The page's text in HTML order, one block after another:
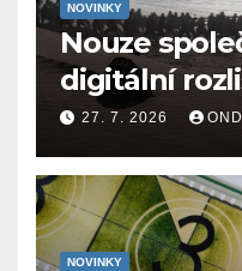
NOVINKY
Nouze
digitální
27. 7. 2026
NOVINKY